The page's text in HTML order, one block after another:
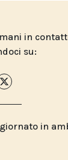
in
su:
in